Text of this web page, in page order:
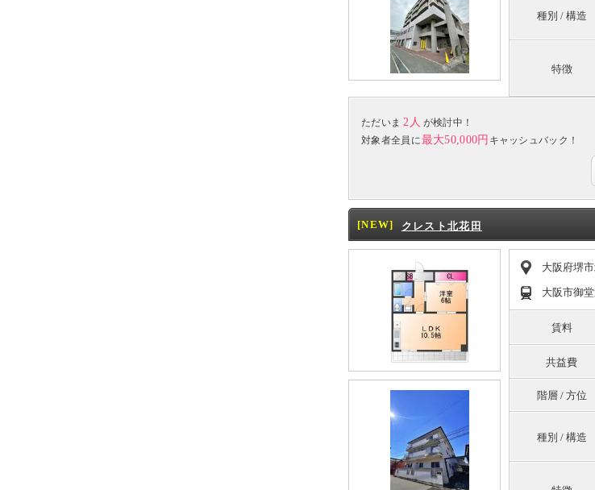
種別 / 構造
特徴
ただいま 2人 が検討中！
対象者全員に最大50,000円 キャッシュバック！
[NEW] クレスト北花田
大阪府堺
大阪市御
賃料
共益費
階層 / 方位
種別 / 構造